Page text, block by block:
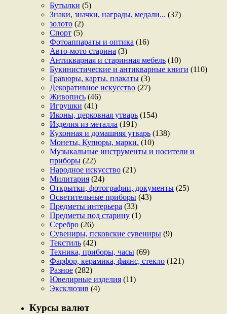
Бутылки (5)
Знаки, значки, награды, медали... (37)
золото (2)
Спорт (5)
Фотоаппараты и оптика (16)
Авто-мото старина (3)
Антикварная и старинная мебель (10)
Букинистические и антикварные книги (110)
Гравюры, карты, плакаты (3)
Декоративное искусство (27)
Живопись (46)
Игрушки (41)
Иконы, церковная утварь (154)
Изделия из металла (191)
Кухонная и домашняя утварь (138)
Монеты, Купюры, марки. (10)
Музыкальные инструменты и носители и
приборы (22)
Народное искусство (21)
Милитария (24)
Открытки, фотографии, документы (25)
Осветительные приборы (43)
Предметы интерьера (33)
Предметы под старину (1)
Серебро (26)
Сувениры, псковские сувениры (9)
Текстиль (42)
Техника, приборы, часы (69)
Фарфор, керамика, фаянс, стекло (121)
Разное (282)
Ювелирные изделия (11)
Эксклюзив (4)
Курсы валют